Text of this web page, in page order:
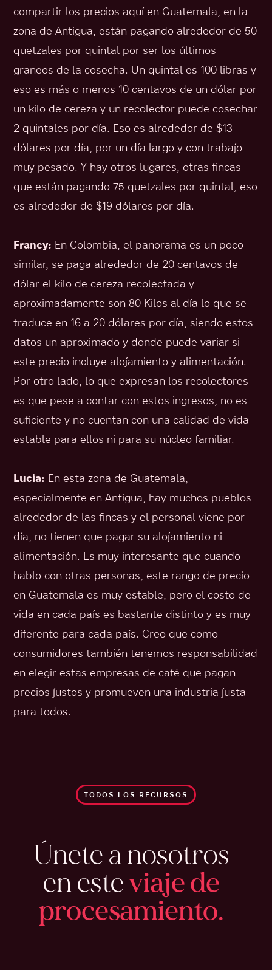
compartir los precios aquí en Guatemala, en la
zona de Antigua, están pagando alrededor de 50
quetzales por quintal por ser los últimos
graneos de la cosecha. Un quintal es 100 libras y
eso es más o menos 10 centavos de un dólar por
un kilo de cereza y un recolector puede cosechar
2 quintales por día. Eso es alrededor de $13
dólares por día, por un día largo y con trabajo
muy pesado. Y hay otros lugares, otras fincas
que están pagando 75 quetzales por quintal, eso
es alrededor de $19 dólares por día.
Francy: En Colombia, el panorama es un poco
similar, se paga alrededor de 20 centavos de
dólar el kilo de cereza recolectada y
aproximadamente son 80 Kilos al día lo que se
traduce en 16 a 20 dólares por día, siendo estos
datos un aproximado y donde puede variar si
este precio incluye alojamiento y alimentación.
Por otro lado, lo que expresan los recolectores
es que pese a contar con estos ingresos, no es
suficiente y no cuentan con una calidad de vida
estable para ellos ni para su núcleo familiar.
Lucia: En esta zona de Guatemala,
especialmente en Antigua, hay muchos pueblos
alrededor de las fincas y el personal viene por
día, no tienen que pagar su alojamiento ni
alimentación. Es muy interesante que cuando
hablo con otras personas, este rango de precio
en Guatemala es muy estable, pero el costo de
vida en cada país es bastante distinto y es muy
diferente para cada país. Creo que como
consumidores también tenemos responsabilidad
en elegir estas empresas de café que pagan
precios justos y promueven una industria justa
para todos.
TODOS LOS RECURSOS
Únete a nosotros
en esteviaje de
procesamiento.